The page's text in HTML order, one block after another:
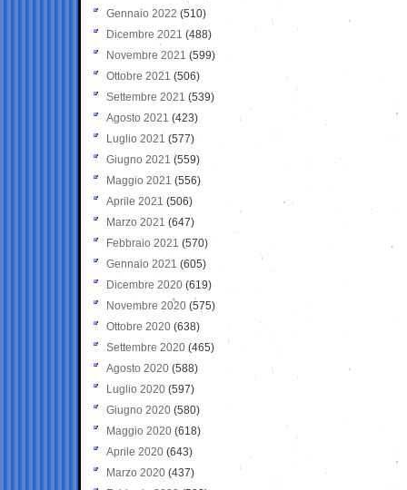
Gennaio 2022 (510)
Dicembre 2021 (488)
Novembre 2021 (599)
Ottobre 2021 (506)
Settembre 2021 (539)
Agosto 2021 (423)
Luglio 2021 (577)
Giugno 2021(559)
Maggio 2021 (556)
Aprile 2021 (506)
Marzo 2021 (647)
Febbraio 2021 (570)
Gennaio 2021 (605)
Dicembre 2020 (619)
Novembre 2020 (575)
Ottobre 2020 (638)
Settembre 2020(465)
Agosto 2020 (588)
Luglio 2020 (597)
Giugno 2020 (580)
Maggio 2020 (618)
Aprile 2020 (643)
Marzo 2020 (437)